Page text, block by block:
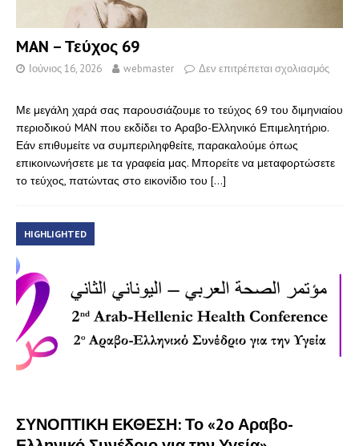
MAN – Τεύχος 69
Ιούνιος 16, 2026 webmaster Δεν επιτρέπεται σχολιασμός
Με μεγάλη χαρά σας παρουσιάζουμε το τεύχος 69 του διμηνιαίου
περιοδικού MAN που εκδίδει το Αραβο-Ελληνικό Επιμελητήριο.
Εάν επιθυμείτε να συμπεριληφθείτε, παρακαλούμε όπως
επικοινωνήσετε με τα γραφεία μας. Μπορείτε να μεταφορτώσετε
το τεύχος, πατώντας στο εικονίδιο του […]
HIGHLIGHTED
ΣΥΝΟΠΤΙΚΗ ΕΚΘΕΣΗ: Το «2ο Αραβο-